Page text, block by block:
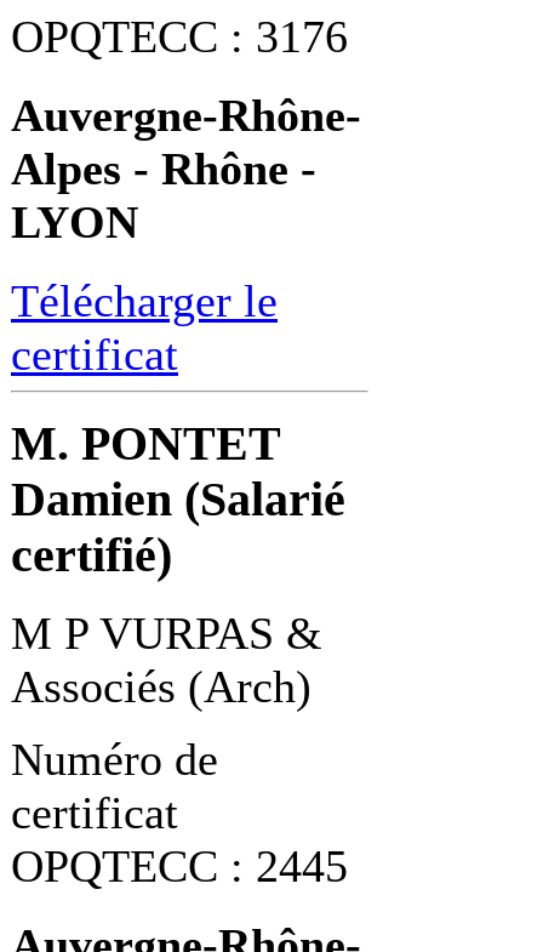
OPQTECC : 3176
Auvergne-Rhône-
Alpes - Rhône -
LYON
Télécharger le
certificat
M. PONTET
Damien (Salarié
certifié)
M P VURPAS &
Associés (Arch)
Numéro de
certificat
OPQTECC : 2445